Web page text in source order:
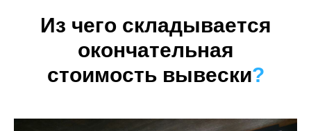
Из чего складывается
окончательная
стоимость вывески?